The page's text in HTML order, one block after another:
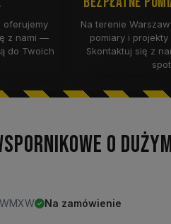
oferujemy
z nami —
do Twoich
Na terenie
pomiary i projekty
Skontaktuj się z
O
WMXW Na zamówienie